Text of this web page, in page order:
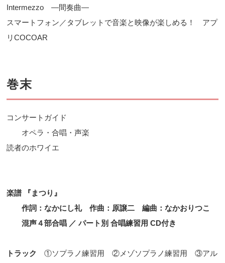
Intermezzo ―間奏曲―
スマートフォン／タブレットで音楽と映像が楽しめる！ アプ
リCOCOAR
巻末
コンサートガイド
オペラ・合唱・声楽
読者のホワイエ
楽譜 『まつり』
作詞：なかにし礼 作曲：原譲二 編曲：なかおりつこ
混声４部合唱 ／ パート別 合唱練習用 CD付き
トラック①ソプラノ練習用 ②メゾソプラノ練習用 ③アル